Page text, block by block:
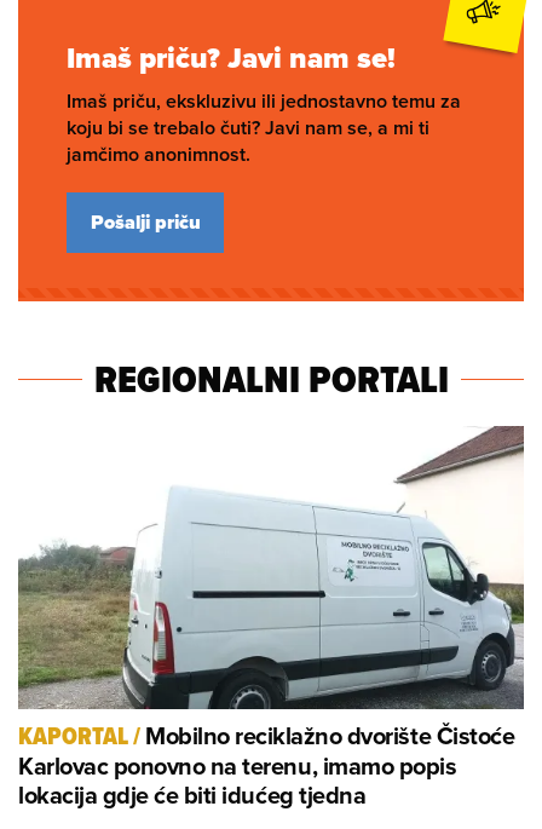
Imaš priču? Javi nam se!
Imaš priču, ekskluzivu ili jednostavno temu za
koju bi se trebalo čuti? Javi nam se, a mi ti
jamčimo anonimnost.
Pošalji priču
REGIONALNI PORTALI
KAPORTAL/Mobilno reciklažno dvorište Čistoće
Karlovac ponovno na terenu, imamo popis
lokacija gdje će biti idućeg tjedna